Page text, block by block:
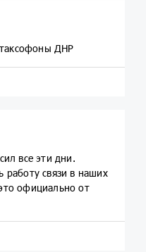
ДНР
все эти дни.
работу связи в наших
официально от